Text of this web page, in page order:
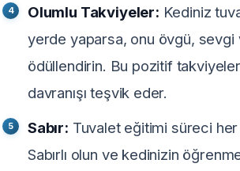
Olumlu Takviyeler: Kediniz
yerde yaparsa, onu övgü, sevgi
ödüllendirin. Bu pozitif
davranışı teşvik eder.
Sabır: Tuvalet eğitimi süreci her
Sabırlı olun ve kedinizin öğrenme